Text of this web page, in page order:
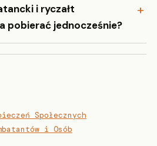
i ryczałt
pobierać jednocześnie?
Społecznych
i Osób